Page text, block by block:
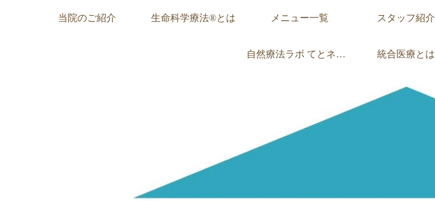
当院のご紹介 生命科学療法®︎とは メニュー一覧 スタッフ紹介
自然療法ラボ てとネットとは 統合医療とは